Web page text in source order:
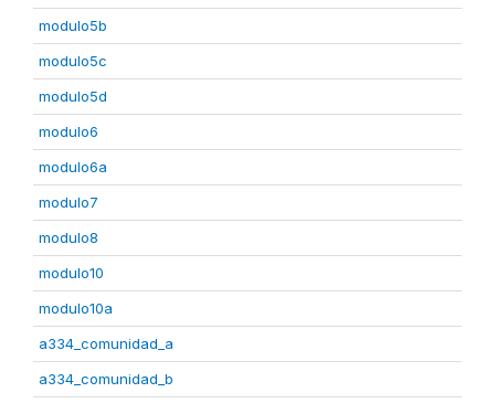
modulo5b
modulo5c
modulo5d
modulo6
modulo6a
modulo7
modulo8
modulo10
modulo10a
a334_comunidad_a
a334_comunidad_b